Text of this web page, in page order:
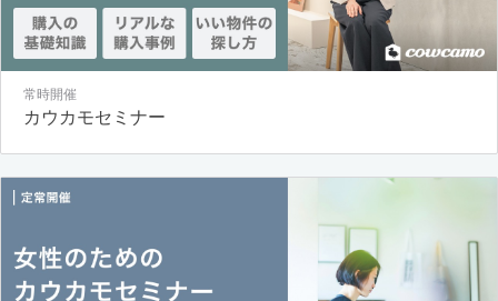
常時開催
カウカモセミナー